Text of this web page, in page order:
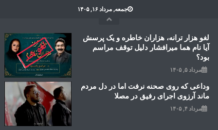
جمعه, مرداد ۱۶, ۱۴۰۵
لغو هزار ترانه، هزاران خاطره و یک پرسش
آیا نام هما میرافشار دلیل توقف مراسم
بود؟
مرداد ۵, ۱۴۰۵
وداعی که روی صحنه نرفت اما در دل مردم
ماند آرزوی اجرای رفیق در مصلا
مرداد ۴, ۱۴۰۵